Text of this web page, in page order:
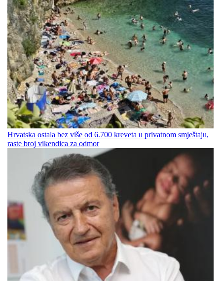
Hrvatska ostala bez više od 6.700 kreveta u privatnom smještaju,
raste broj vikendica za odmor